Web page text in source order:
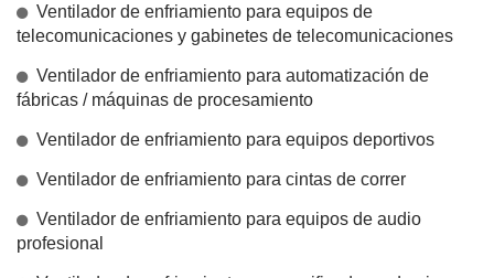
Ventilador de enfriamiento para equipos de
telecomunicaciones y gabinetes de telecomunicaciones
Ventilador de enfriamiento para automatización de
fábricas / máquinas de procesamiento
Ventilador de enfriamiento para equipos deportivos
Ventilador de enfriamiento para cintas de correr
Ventilador de enfriamiento para equipos de audio
profesional